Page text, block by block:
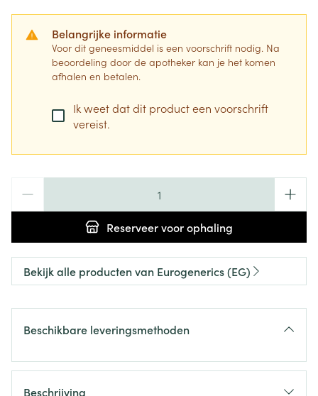
Belangrijke informatie
Voor dit geneesmiddel is een voorschrift nodig. Na
beoordeling door de apotheker kan je het komen
afhalen en betalen.
Ik weet dat dit product een voorschrift
vereist.
Reserveervoor ophaling
Bekijk alle producten van Eurogenerics (EG)
Beschikbare leveringsmethoden
Beschrijving